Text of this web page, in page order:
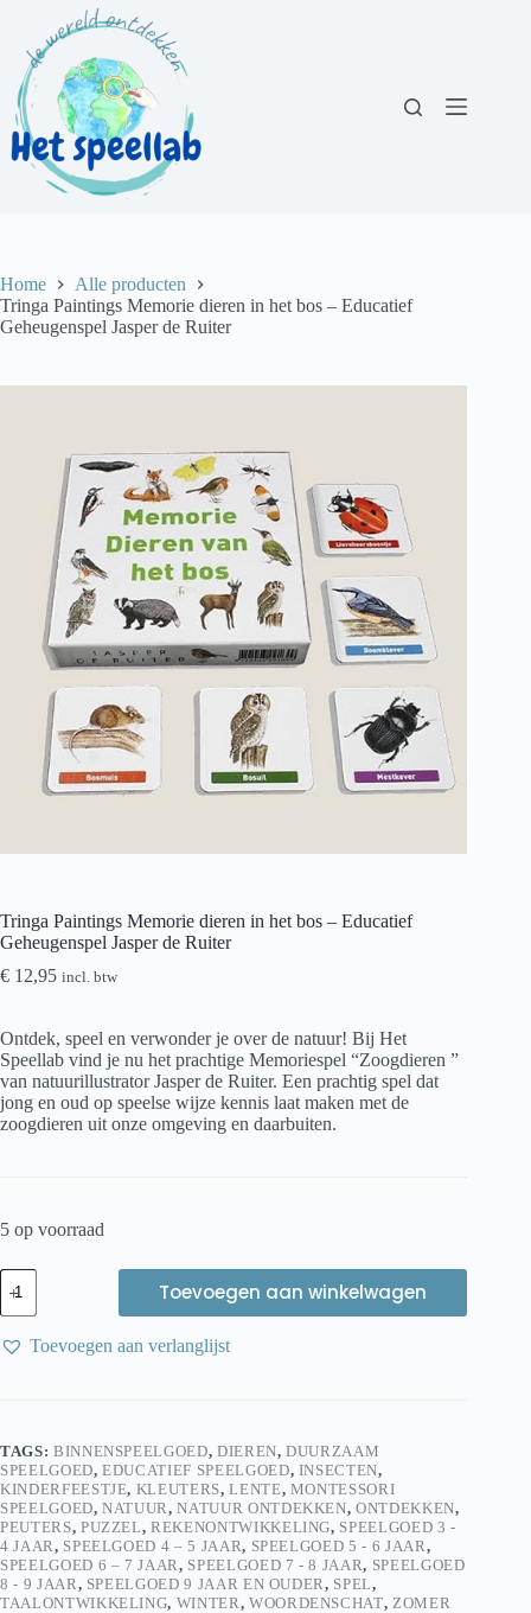
inhoud
Home
Alle producten
Tringa Paintings Memorie dieren in het bos – Educatief
Geheugenspel Jasper de Ruiter
Tringa Paintings Memorie dieren in het bos – Educatief
Geheugenspel Jasper de Ruiter
€ 12,95 incl. btw
Ontdek, speel en verwonder je over de natuur! Bij Het
Speellab vind je nu het prachtige Memoriespel “Zoogdieren ”
van natuurillustrator Jasper de Ruiter. Een prachtig spel dat
jong en oud op speelse wijze kennis laat maken met de
zoogdieren uit onze omgeving en daarbuiten.
5 op voorraad
Tringa
Paintings
Memorie
dieren
in
Geheugenspel
Jasper
de
Ruiter
aantal
Toevoegen aan winkelwagen
Toevoegen aan verlanglijst
TAGS: BINNENSPEELGOED, DIEREN,DUURZAAM
SPEELGOED,EDUCATIEF SPEELGOED, INSECTEN,
KINDERFEESTJE, KLEUTERS,LENTE, MONTESSORI
SPEELGOED,NATUUR,NATUUR ONTDEKKEN,ONTDEKKEN,
PEUTERS, PUZZEL,REKENONTWIKKELING, SPEELGOED 3 -
4 JAAR , SPEELGOED 4 – 5 JAAR, SPEELGOED 5 - 6 JAAR ,
SPEELGOED 6 – 7 JAAR , SPEELGOED 7 - 8 JAAR, SPEELGOED
8 - 9 JAAR , SPEELGOED 9 JAAR EN OUDER, SPEL,
TAALONTWIKKELING, WINTER , WOORDENSCHAT, ZOMER